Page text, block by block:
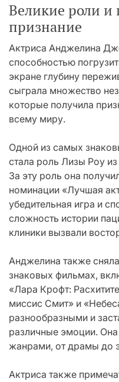
Великие роли и
признание
Актриса Анджелина
способностью
экране глубину
сыграла множество
которые получила
всему миру.
Одной из самых
стала роль Лизы Роу
За эту роль она
номинации «Лучшая
убедительная игра и
сложность истории
клиники вызвали
Анджелина также
знаковых фильмах,
«Лара Крофт:
миссис Смит» и
разнообразными и
различные эмоции.
жанрами, от драмы до
Актриса также